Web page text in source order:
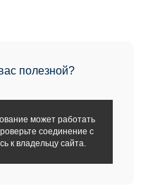
полезной?
может работать
соединение с
к владельцу сайта.